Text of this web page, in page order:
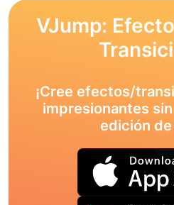
VJump:
¡Cree efectos/
impresionantes
edición